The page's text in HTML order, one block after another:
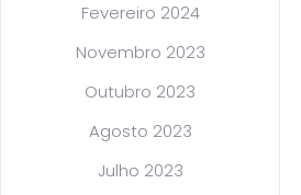
Fevereiro 2024
Novembro 2023
Outubro 2023
Agosto 2023
Julho 2023